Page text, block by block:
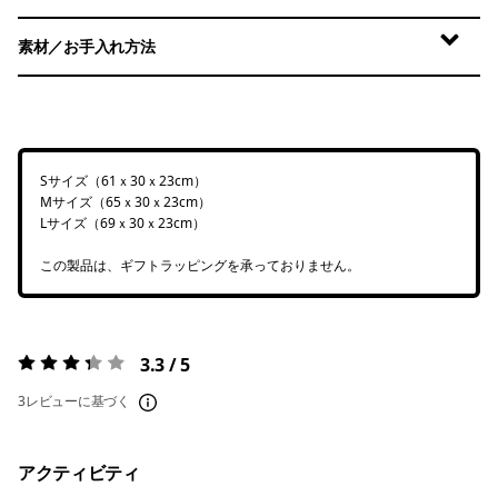
素材／お手入れ方法
Sサイズ（61ｘ30ｘ23cm）
Mサイズ（65ｘ30ｘ23cm）
Lサイズ（69ｘ30ｘ23cm）
この製品は、ギフトラッピングを承っておりません。
評価:3.3 / 5 3.3 / 5
3レビューに基づく
アクティビティ